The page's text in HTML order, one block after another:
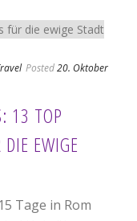
Posted20. Oktober
13 TOP
EWIGE
Tage in Rom